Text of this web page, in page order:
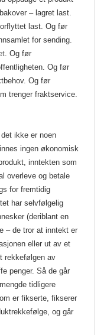
– lagret last.
last. Og før
for sending.
Og før
Og før
Og før
trenger fraktservice.
ikke er noen
ingen økonomisk
inntekten som
overleve og betale
for fremtidig
har selvfølgelig
(deriblant en
– de tror at inntekt er
eller ut av et
rekkefølgen av
penger. Så de går
tidligere
er fikserte, fikserer
og går